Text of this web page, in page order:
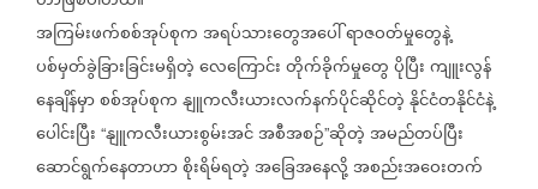
အကြမ်းဖက်စစ်အုပ်စုကအရပ်သားတွေအပေါ်ရာဇဝတ်မှုတွေနဲ့
ပစ်မှတ်ခွဲခြားခြင်းမရှိတဲ့လေကြောင်းတိုက်ခိုက်မှုတွေပိုပြီးကျူးလွန်
နေချိန်မှာစစ်အုပ်စုကနျူကလီးယားလက်နက်ပိုင်ဆိုင်တဲ့နိုင်ငံတနိုင်ငံနဲ့
ပေါင်းပြီး “နျူကလီးယားစွမ်းအင်အစီအစဉ်”ဆိုတဲ့အမည်တပ်ပြီး
ဆောင်ရွက်နေတာဟာစိုးရိမ်ရတဲ့အခြေအနေလို့အစည်းအဝေးတက်